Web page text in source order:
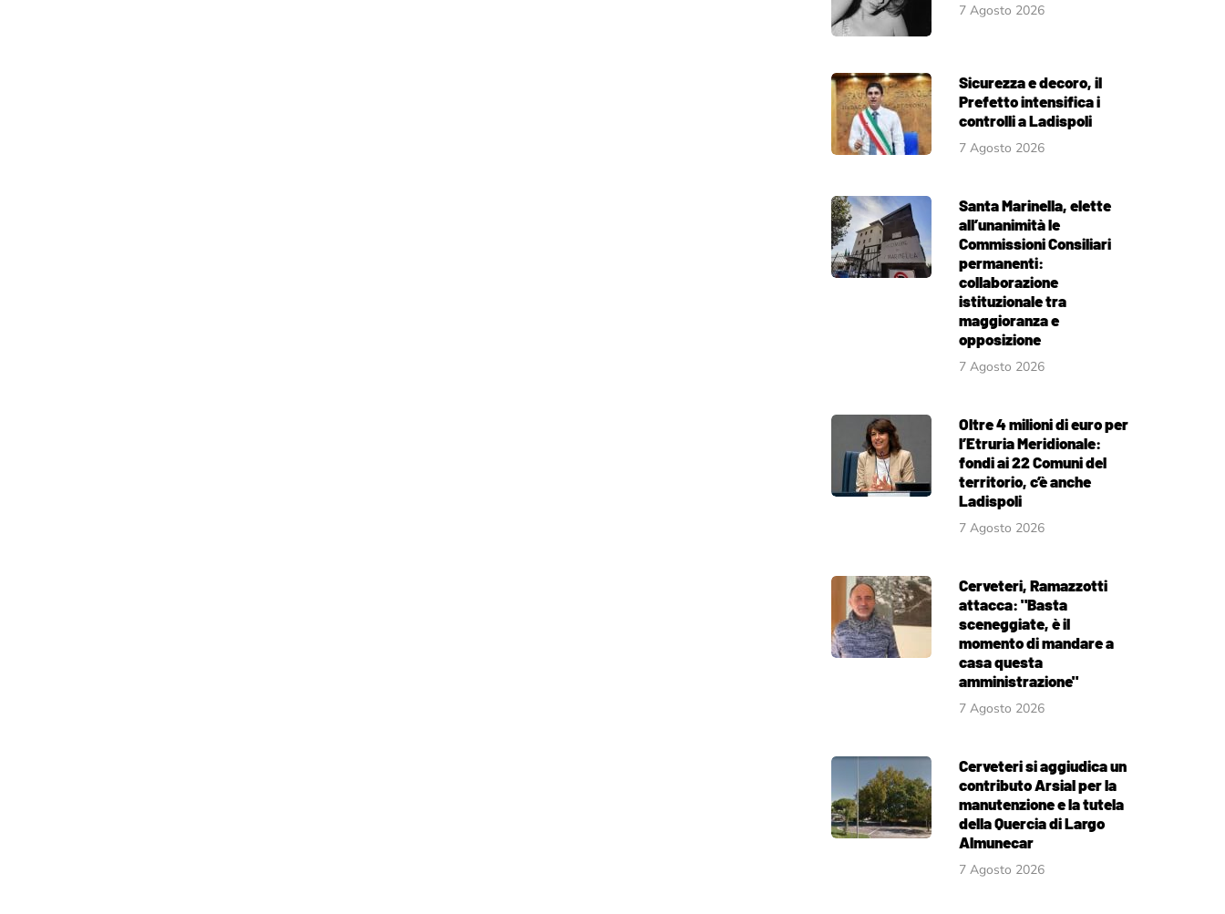
7 Agosto 2026
Sicurezza e decoro, il
Prefetto intensifica i
controlli a Ladispoli
7 Agosto 2026
Santa Marinella, elette
all’unanimità le
Commissioni Consiliari
permanenti:
collaborazione
istituzionale tra
maggioranza e
opposizione
7 Agosto 2026
Oltre 4 milioni di euro per
l’Etruria Meridionale:
fondi ai 22 Comuni del
territorio, c’è anche
Ladispoli
7 Agosto 2026
Cerveteri, Ramazzotti
attacca: "Basta
sceneggiate, è il
momento di mandare a
casa questa
amministrazione"
7 Agosto 2026
Cerveteri si aggiudica un
contributo Arsial per la
manutenzione e la tutela
della Quercia di Largo
Almunecar
7 Agosto 2026